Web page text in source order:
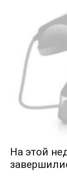
На этой